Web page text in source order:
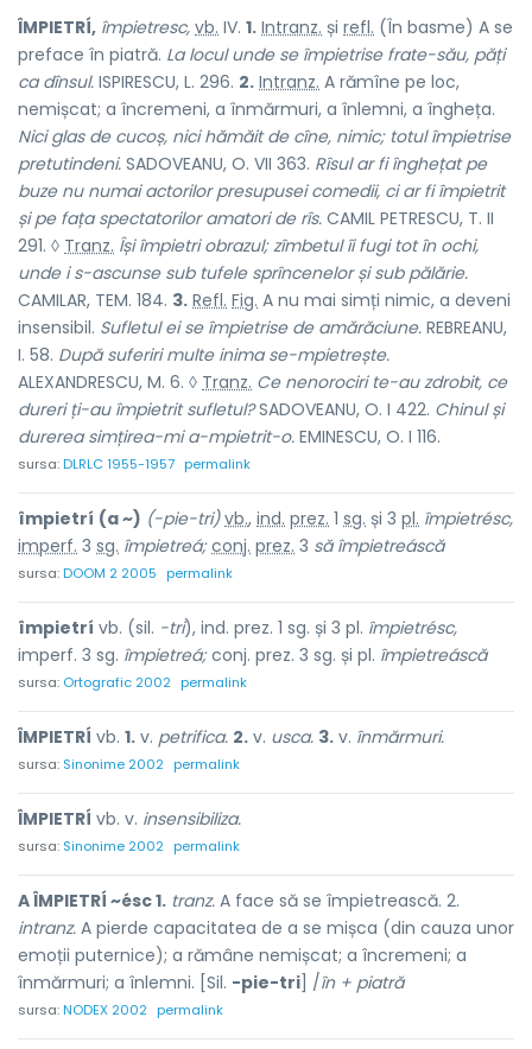
ÎMPIETRÍ, împietresc, vb. IV. 1. Intranz. și refl. (În basme) A se
preface în piatră. La locul unde se împietrise frate-său, păți
ca dînsul. ISPIRESCU, L. 296. 2. Intranz. A rămîne pe loc,
nemișcat; a încremeni, a înmărmuri, a înlemni, a îngheța.
Nici glas de cucoș, nici hămăit de cîne, nimic; totul împietrise
pretutindeni. SADOVEANU, O. VII 363. Rîsul ar fi înghețat pe
buze nu numai actorilor presupusei comedii, ci ar fi împietrit
și pe fața spectatorilor amatori de rîs. CAMIL PETRESCU, T. II
291. ◊ Tranz. Își împietri obrazul; zîmbetul îi fugi tot în ochi,
unde i s-ascunse sub tufele sprîncenelor și sub pălărie.
CAMILAR, TEM. 184. 3. Refl. Fig. A nu mai simți nimic, a deveni
insensibil. Sufletul ei se împietrise de amărăciune. REBREANU,
I. 58. După suferiri multe inima se-mpietrește.
ALEXANDRESCU, M. 6. ◊ Tranz. Ce nenorociri te-au zdrobit, ce
dureri ți-au împietrit sufletul?SADOVEANU, O. I 422. Chinul și
durerea simțirea-mi a-mpietrit-o. EMINESCU, O. I 116.
sursa:DLRLC 1955-1957 permalink
împietrí (a ~) (-pie-tri) vb., ind. prez. 1 sg. și 3 pl. împietrésc,
imperf. 3 sg. împietreá; conj. prez. 3 să împietreáscă
sursa:DOOM 2 2005 permalink
împietrí vb. (sil. -tri), ind. prez. 1 sg. și 3 pl. împietrésc,
imperf. 3 sg. împietreá;conj. prez. 3 sg. și pl. împietreáscă
sursa: Ortografic 2002 permalink
ÎMPIETRÍ vb. 1. v. petrifica. 2. v. usca. 3. v. înmărmuri.
sursa: Sinonime 2002 permalink
ÎMPIETRÍ vb. v. insensibiliza.
sursa: Sinonime 2002 permalink
A ÎMPIETRÍ ~ésc 1. tranz. A face să se împietrească. 2.
intranz. A pierde capacitatea de a se mișca (din cauza unor
emoții puternice); a rămâne nemișcat; a încremeni; a
înmărmuri; a înlemni. [Sil. -pie-tri ] /în + piatră
sursa:NODEX 2002 permalink